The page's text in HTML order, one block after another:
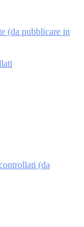
(da pubblicare in
(da